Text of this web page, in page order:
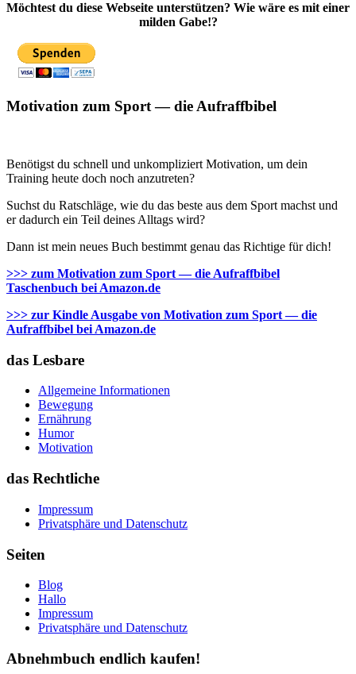
Möchtest du diese Webseite unterstützen? Wie wäre es mit einer
milden Gabe!?
Motivation zum Sport — die Aufraffbibel
Benötigst du schnell und unkompliziert Motivation, um dein
Training heute doch noch anzutreten?
Suchst du Ratschläge, wie du das beste aus dem Sport machst und
er dadurch ein Teil deines Alltags wird?
Dann ist mein neues Buch bestimmt genau das Richtige für dich!
>>> zum Motivation zum Sport — die Aufraffbibel
Taschenbuch bei Amazon.de
>>> zur Kindle Ausgabe von Motivation zum Sport — die
Aufraffbibel bei Amazon.de
das Lesbare
Allgemeine Informationen
Bewegung
Ernährung
Humor
Motivation
das Rechtliche
Impressum
Privatsphäre und Datenschutz
Seiten
Blog
Hallo
Impressum
Privatsphäre und Datenschutz
Abnehmbuch endlich kaufen!